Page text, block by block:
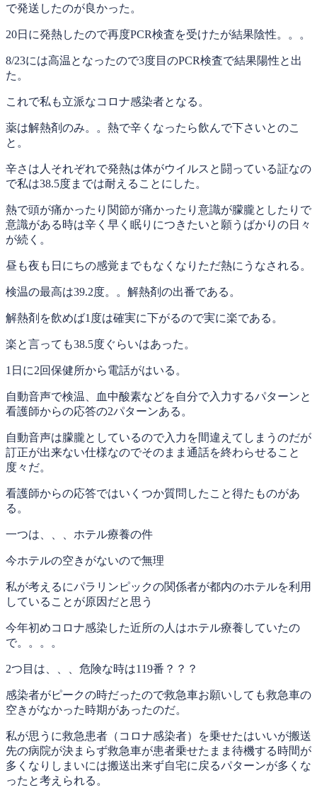
で発送したのが良かった。
20日に発熱したので再度PCR検査を受けたが結果陰性。。。
8/23には高温となったので3度目のPCR検査で結果陽性と出
た。
これで私も立派なコロナ感染者となる。
薬は解熱剤のみ。。熱で辛くなったら飲んで下さいとのこ
と。
辛さは人それぞれで発熱は体がウイルスと闘っている証なの
で私は38.5度までは耐えることにした。
熱で頭が痛かったり関節が痛かったり意識が朦朧としたりで
意識がある時は辛く早く眠りにつきたいと願うばかりの日々
が続く。
昼も夜も日にちの感覚までもなくなりただ熱にうなされる。
検温の最高は39.2度。。解熱剤の出番である。
解熱剤を飲めば1度は確実に下がるので実に楽である。
楽と言っても38.5度ぐらいはあった。
1日に2回保健所から電話がはいる。
自動音声で検温、血中酸素などを自分で入力するパターンと
看護師からの応答の2パターンある。
自動音声は朦朧としているので入力を間違えてしまうのだが
訂正が出来ない仕様なのでそのまま通話を終わらせること
度々だ。
看護師からの応答ではいくつか質問したこと得たものがあ
る。
一つは、、、ホテル療養の件
今ホテルの空きがないので無理
私が考えるにパラリンピックの関係者が都内のホテルを利用
していることが原因だと思う
今年初めコロナ感染した近所の人はホテル療養していたの
で。。。。
2つ目は、、、危険な時は119番？？？
感染者がピークの時だったので救急車お願いしても救急車の
空きがなかった時期があったのだ。
私が思うに救急患者（コロナ感染者）を乗せたはいいが搬送
先の病院が決まらず救急車が患者乗せたまま待機する時間が
多くなりしまいには搬送出来ず自宅に戻るパターンが多くな
ったと考えられる。